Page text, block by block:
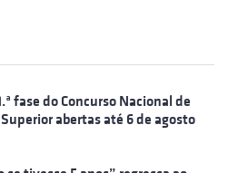
fase do Concurso Nacional de
abertas até 6 de agosto